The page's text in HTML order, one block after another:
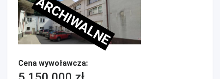
ARCHIWALNE
Cena wywoławcza: